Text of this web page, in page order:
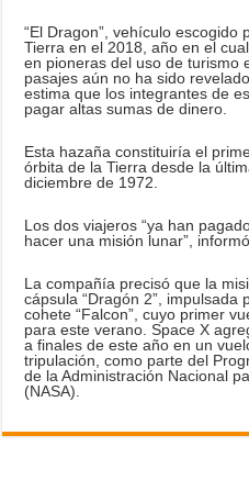
“El Dragon”, vehículo escogido
Tierra en el 2018, año en el
en pioneras del uso de turismo
pasajes aún no ha sido
estima que los integrantes de
pagar altas sumas de dinero.
Esta hazaña constituiría el
órbita de la Tierra desde la
diciembre de 1972.
Los dos viajeros “ya han
hacer una misión lunar”,
La compañía precisó que la
cápsula “Dragón 2”,
cohete “Falcon”, cuyo primer
para este verano. Space X
a finales de este año en un
tripulación, como parte del
de la Administración Nacional
(NASA).